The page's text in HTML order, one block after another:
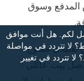
وسوق
مفتوح،
بيت عائلي -
لكم. هل أنت موافق
لا تتردد في مواصلة
لا تتردد في تغيير